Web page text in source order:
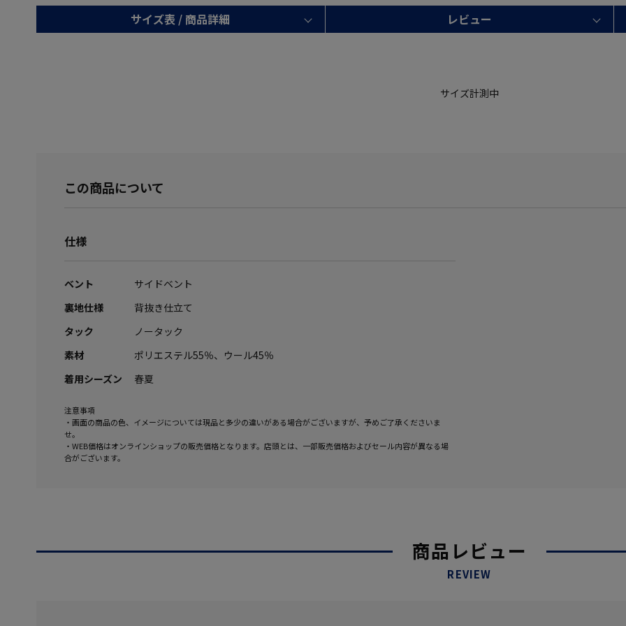
サイズ表 / 商品詳細 レビュー
サイズ計測中
この商品について
仕様
ベント
サイドベント
裏地仕様
背抜き仕立て
タック
ノータック
素材
ポリエステル55％、ウール45％
着用シーズン
春夏
注意事項
・画面の商品の色、イメージについては現品と多少の違いがある場合がございますが、予めご了承くださいま
せ。
・WEB価格はオンラインショップの販売価格となります。店頭とは、一部販売価格およびセール内容が異なる場
合がございます。
商品レビュー
REVIEW